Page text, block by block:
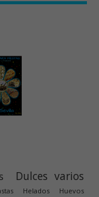
Dulces varios
Helados Huevos